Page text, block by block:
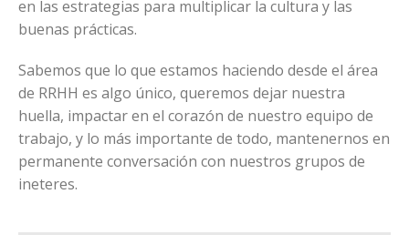
en las estrategias para multiplicar la cultura y las
buenas prácticas.
Sabemos que lo que estamos haciendo desde el área
de RRHH es algo único, queremos dejar nuestra
huella, impactar en el corazón de nuestro equipo de
trabajo, y lo más importante de todo, mantenernos en
permanente conversación con nuestros grupos de
ineteres.